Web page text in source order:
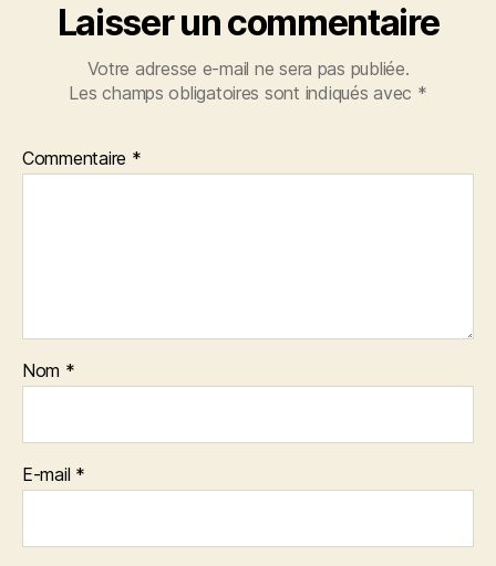
Laisser un commentaire
Votre adresse e-mail ne sera pas publiée.
Les champs obligatoires sont indiqués avec *
Commentaire *
Nom *
E-mail *